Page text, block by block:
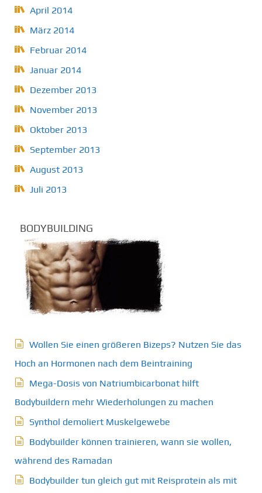
April 2014
März 2014
Februar 2014
Januar 2014
Dezember 2013
November 2013
Oktober 2013
September 2013
August 2013
Juli 2013
BODYBUILDING
Wollen Sie einen größeren Bizeps? Nutzen Sie das
Hoch an Hormonen nach dem Beintraining
Mega-Dosis von Natriumbicarbonat hilft
Bodybuildern mehr Wiederholungen zu machen
Synthol demoliert Muskelgewebe
Bodybuilder können trainieren, wann sie wollen,
während des Ramadan
Bodybuilder tun gleich gut mit Reisprotein als mit